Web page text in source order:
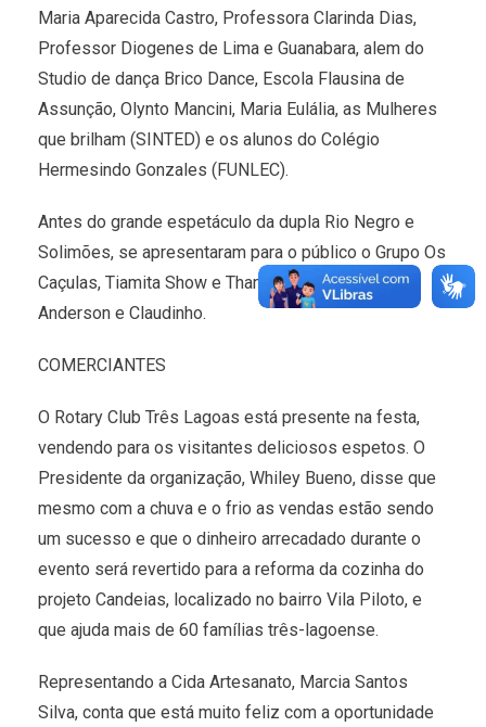
Maria Aparecida Castro, Professora Clarinda Dias,
Professor Diogenes de Lima e Guanabara, alem do
Studio de dança Brico Dance, Escola Flausina de
Assunção, Olynto Mancini, Maria Eulália, as Mulheres
que brilham (SINTED) e os alunos do Colégio
Hermesindo Gonzales (FUNLEC).
Antes do grande espetáculo da dupla Rio Negro e
Solimões, se apresentaram para o público o Grupo Os
Caçulas, Tiamita Show e Thamires Mori e a dupla
Anderson e Claudinho.
COMERCIANTES
O Rotary Club Três Lagoas está presente na festa,
vendendo para os visitantes deliciosos espetos. O
Presidente da organização, Whiley Bueno, disse que
mesmo com a chuva e o frio as vendas estão sendo
um sucesso e que o dinheiro arrecadado durante o
evento será revertido para a reforma da cozinha do
projeto Candeias, localizado no bairro Vila Piloto, e
que ajuda mais de 60 famílias três-lagoense.
Representando a Cida Artesanato, Marcia Santos
Silva, conta que está muito feliz com a oportunidade